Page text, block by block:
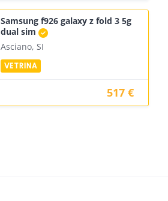
Samsung f926 galaxy z fold 3 5g
dual sim
Asciano, SI
517 €